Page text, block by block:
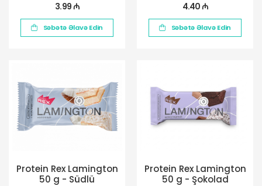
3.99 ₼
Səbətə Əlavə Edin
4.40 ₼
Səbətə Əlavə Edin
Protein Rex Lamington
50 g - Südlü
Protein Rex Lamington
50 g - Şokolad